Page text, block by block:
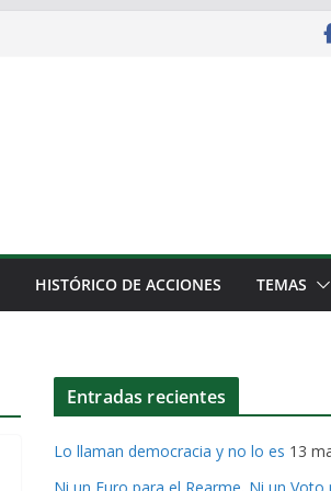
HISTÓRICO DE ACCIONES TEMAS
Entradas recientes
Lo llaman democracia y no lo es 13